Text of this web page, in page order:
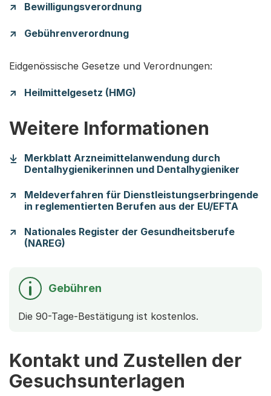
Bewilligungsverordnung
Gebührenverordnung
Eidgenössische Gesetze und Verordnungen:
Heilmittelgesetz (HMG)
Weitere Informationen
Merkblatt Arzneimittelanwendung durch
Dentalhygienikerinnen und Dentalhygieniker
Meldeverfahren für Dienstleistungserbringende
in reglementierten Berufen aus der EU/EFTA
Nationales Register der Gesundheitsberufe
(NAREG)
Gebühren
Die 90-Tage-Bestätigung ist kostenlos.
Kontakt und Zustellen der
Gesuchsunterlagen